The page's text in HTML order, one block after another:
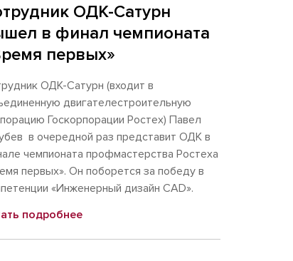
ОДК-Сатурн
в финал чемпионата
первых»
ОДК-Сатурн (входит в
двигателестроительную
Госкорпорации Ростех) Павел
в очередной раз представит ОДК в
чемпионата профмастерства Ростеха
первых». Он поборется за победу в
«Инженерный дизайн CAD».
подробнее